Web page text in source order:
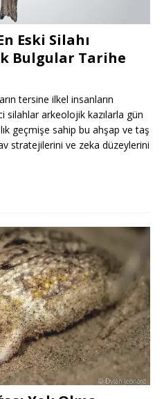
Eski Silahı
Bulgular Tarihe
tersine ilkel insanların
silahlar arkeolojik kazılarla gün
geçmişe sahip bu ahşap ve taş
stratejilerini ve zeka düzeylerini